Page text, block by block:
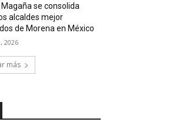
Magaña se consolida
alcaldes mejor
de Morena en México
2026
más